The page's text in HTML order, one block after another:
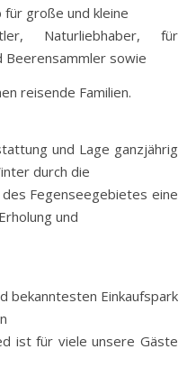
große und kleine
Naturliebhaber, für
Beerensammler sowie
reisende Familien.
und Lage ganzjährig
durch die
Fegenseegebietes eine
und
bekanntesten Einkaufspark
ist für viele unsere Gäste